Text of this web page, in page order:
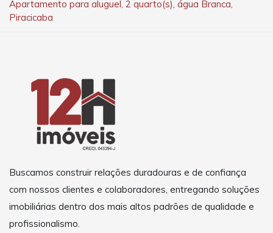
Apartamento para aluguel, 2 quarto(s), água Branca,
Piracicaba
Buscamos construir relações duradouras e de confiança
com nossos clientes e colaboradores, entregando soluções
imobiliárias dentro dos mais altos padrões de qualidade e
profissionalismo.